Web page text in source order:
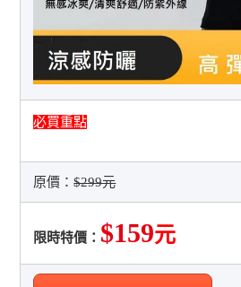
必買重點
原價：$299元
限時特價： $159元